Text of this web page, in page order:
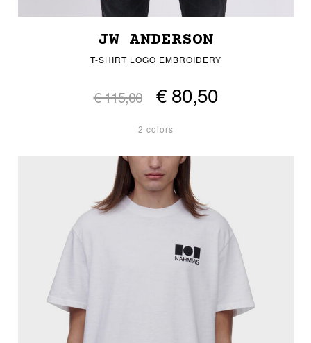
JW ANDERSON
T-SHIRT LOGO EMBROIDERY
€ 115,00 € 80,50
2 colors